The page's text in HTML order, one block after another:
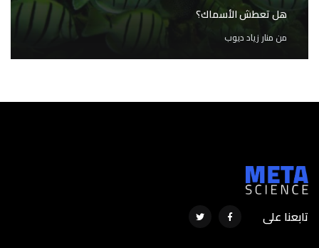
هل تعطش الأسماك؟
من منار زياد ديوب
تابعنا على